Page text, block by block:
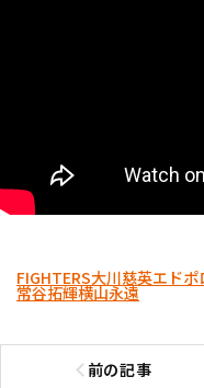
FIGHTERS大川慈英エドポ
常谷拓輝横山永遠
前の記事
前の記事へ